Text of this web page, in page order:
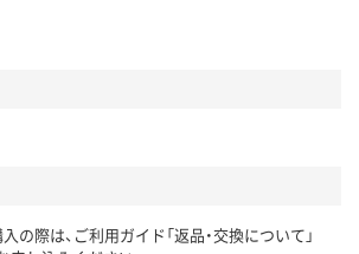
の際は、ご利用ガイド「返品・交換について」